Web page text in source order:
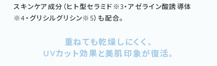
スキンケア成分（ヒト型セラミド ※3・アゼライン酸誘導体
※4・グリシルグリシン※5）も配合。
重ねても乾燥しにくく、
UVカット効果と美肌印象が復活。